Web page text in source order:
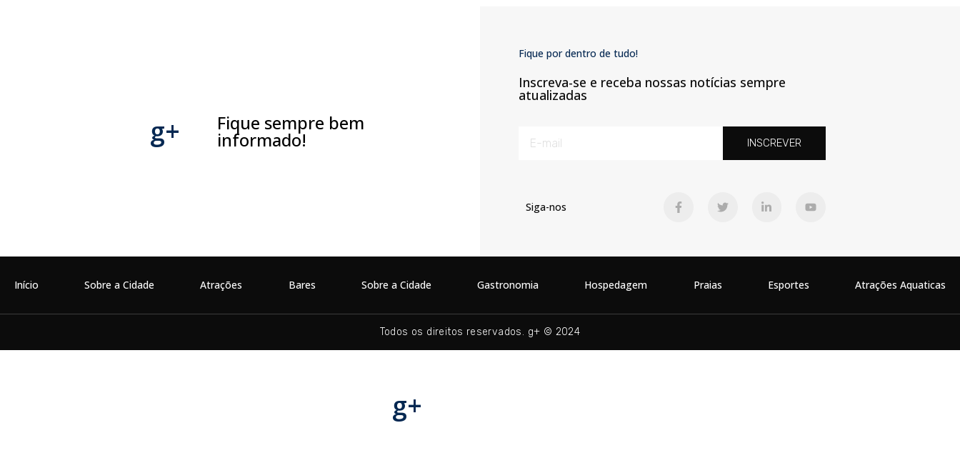
g+ Fique sempre bem
informado!
Fique por dentro de tudo!
Inscreva-se e receba nossas notícias sempre
atualizadas
INSCREVER
Siga-nos
Início Sobre a Cidade Atrações Bares Sobre a Cidade Gastronomia Hospedagem Praias Esportes Atrações Aquaticas
Todos os direitos reservados. g+ © 2024
g+